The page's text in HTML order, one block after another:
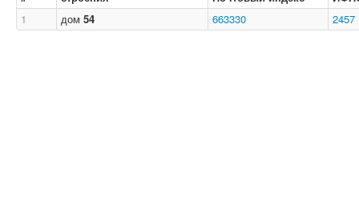
1
дом 54 663330 2457